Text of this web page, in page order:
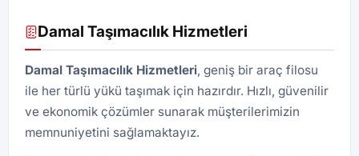
Damal Taşımacılık Hizmetleri
Damal Taşımacılık Hizmetleri, geniş bir araç filosu
ile her türlü yükü taşımak için hazırdır. Hızlı, güvenilir
ve ekonomik çözümler sunarak müşterilerimizin
memnuniyetini sağlamaktayız.